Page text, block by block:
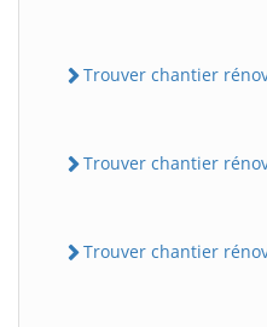
Trouver chantier
Trouver chantier
Trouver chantier